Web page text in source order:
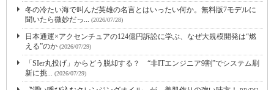
冬の冷たい海で叫んだ英雄の名言とはいったい何か。無料版7モデルに
聞いたら微妙だっ... (2026/07/28)
日本通運×アクセンチュアの124億円訴訟に学ぶ、なぜ大規模開発は“燃
える”のか (2026/07/29)
「SIer丸投げ」からどう脱却する？ “非ITエンジニア9割”でシステム刷
新に挑... (2026/07/29)